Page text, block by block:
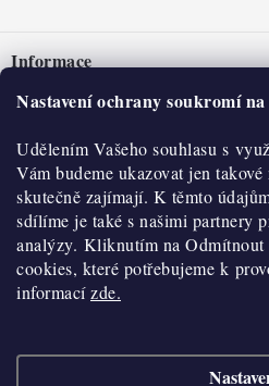
Nastavení ochrany soukromí
Udělením Vašeho souhlasu s
Vám budeme ukazovat jen
skutečně zajímají. K těmto
sdílíme je také s našimi partnery
analýzy. Kliknutím na
cookies, které potřebujeme k
informacízde.
pInformace
Nepřevzetí zásilky na dobírku
Obchodní podmínky
Hodnocení obchodu
Blog
Moje objednávka
O nás
Historie
Kontakty
O nákupu
Reklamace a vratky
Výdejní místa